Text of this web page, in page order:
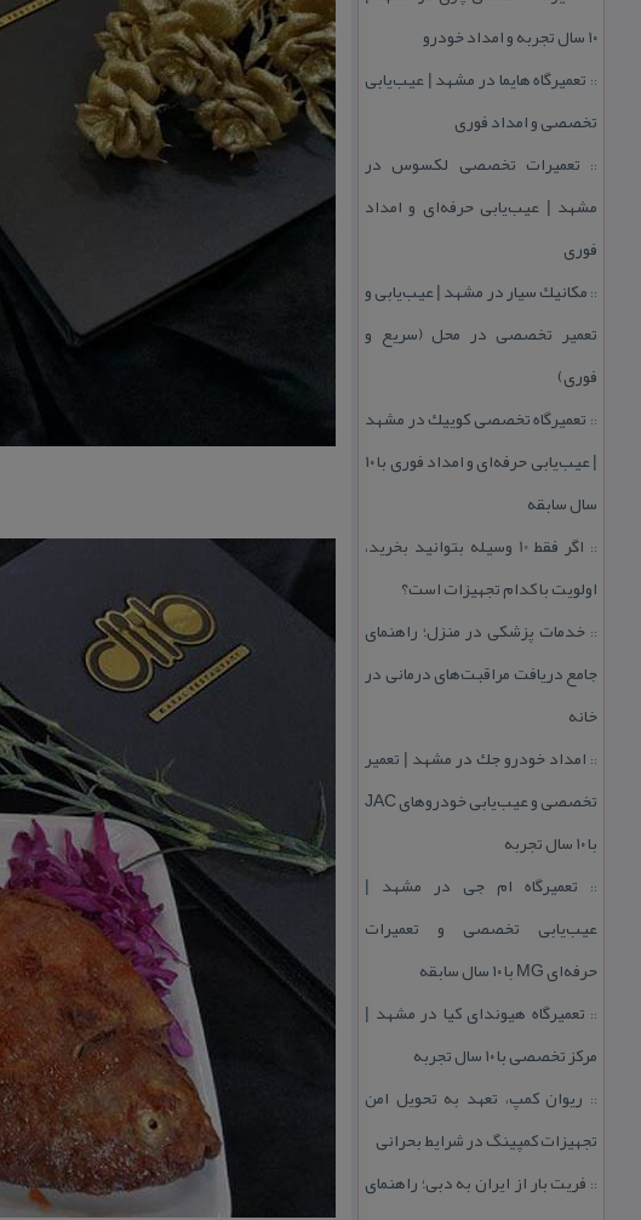
۱۰ سال تجربه و امداد خودرو
:: تعمیرگاه هایما در مشهد | عیب‌یابی
تخصصی و امداد فوری
:: تعمیرات تخصصی لكسوس در
مشهد | عیب‌یابی حرفه‌ای و امداد
فوری
:: مكانیك سیار در مشهد | عیب‌یابی و
تعمیر تخصصی در محل (سریع و
فوری)
:: تعمیرگاه تخصصی كوییك در مشهد
| عیب‌یابی حرفه‌ای و امداد فوری با ۱۰
سال سابقه
::
اگر فقط 10 وسیله بتوانید بخرید،
اولویت با كدام تجهیزات است؟
:: خدمات پزشكی در منزل؛ راهنمای
جامع دریافت مراقبت‌های درمانی در
خانه
:: امداد خودرو جك در مشهد | تعمیر
تخصصی و عیب‌یابی خودروهای JAC
با ۱۰ سال تجربه
:: تعمیرگاه ام جی در مشهد |
عیب‌یابی تخصصی و تعمیرات
حرفه‌ای MG با ۱۰ سال سابقه
:: تعمیرگاه هیوندای كیا در مشهد |
مركز تخصصی با ۱۰ سال تجربه
:: ریوان كمپ، تعهد به تحویل امن
تجهیزات كمپینگ در شرایط بحرانی
:: فریت بار از ایران به دبی؛ راهنمای